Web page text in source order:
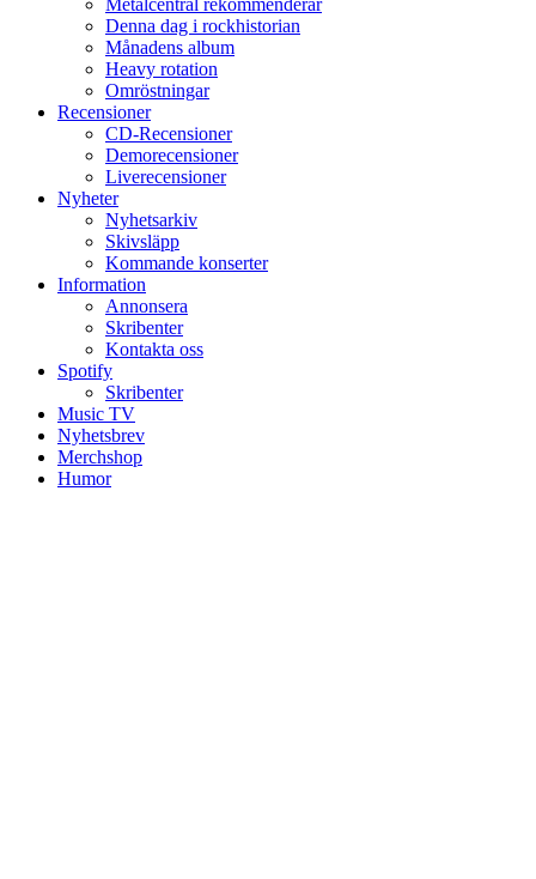
Metalcentral rekommenderar
Denna dag i rockhistorian
Månadens album
Heavy rotation
Omröstningar
Recensioner
CD-Recensioner
Demorecensioner
Liverecensioner
Nyheter
Nyhetsarkiv
Skivsläpp
Kommande konserter
Information
Annonsera
Skribenter
Kontakta oss
Spotify
Skribenter
Music TV
Nyhetsbrev
Merchshop
Humor